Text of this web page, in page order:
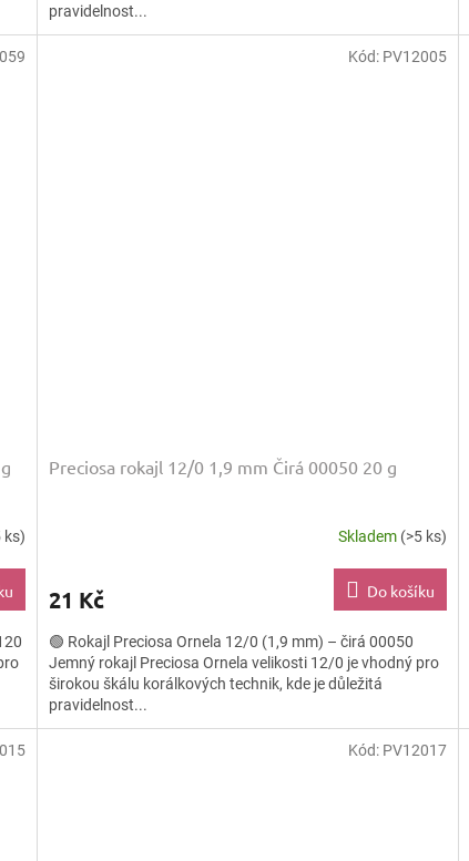
pravidelnost...
ks)
Preciosa rokajl 12/0 1,9 mm Čirá 00050 20 g
Skladem (>5 ks)
21 Kč Do košíku
🟢 Rokajl Preciosa Ornela 12/0 (1,9 mm) – čirá 00050
Jemný rokajl Preciosa Ornela velikosti 12/0 je vhodný pro
širokou škálu korálkových technik, kde je důležitá
pravidelnost...
Kód: PV12005
Kód: PV12017